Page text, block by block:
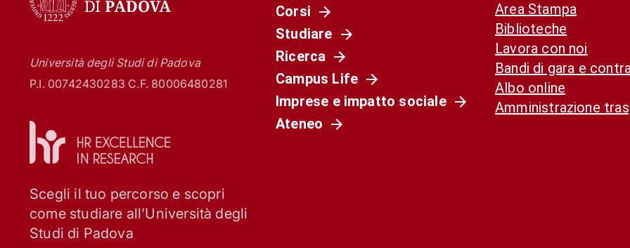
Università degli Studi di Padova
P.I. 00742430283 C.F. 80006480281
Scegli il tuo percorso e scopri
come studiare all’Università degli
Studi di Padova
Corsi
Studiare
Ricerca
Campus Life
Imprese e impatto sociale
Ateneo
Area Stampa
Biblioteche
Lavora con noi
Bandi di gara e
Albo online
Amministrazione